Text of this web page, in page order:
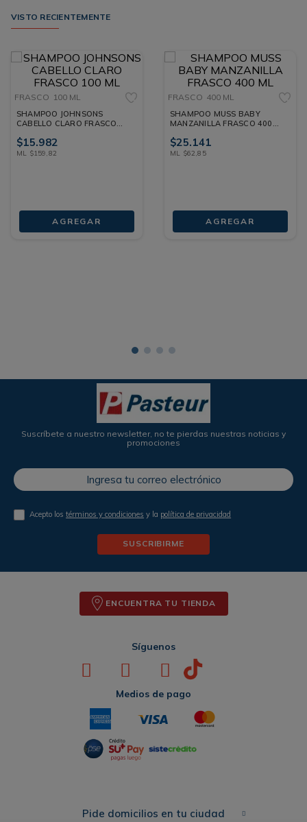
VISTO RECIENTEMENTE
FRASCO 100 ML
SHAMPOO JOHNSONS
CABELLO CLARO FRASCO
$15.982
ML $159 82
AGREGAR
FRASCO 400 ML
SHAMPOO MUSS BABY
MANZANILLA FRASCO 400
$25.141
ML $62 ,85
AGREGAR
Suscríbete a nuestro newsletter, no te pierdas nuestras noticias y
promociones
Acepto lostérminos y condiciones y la política de privacidad
SUSCRIBIRME
ENCUENTRA TU TIENDA
Síguenos
Medios de pago
Pide domicilios en tu ciudad